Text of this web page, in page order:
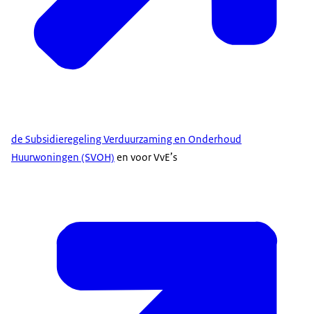
de Subsidieregeling Verduurzaming en Onderhoud
Huurwoningen (SVOH) en voor VvE’s